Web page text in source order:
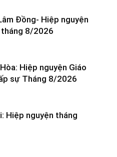
Đồng- Hiệp nguyện
tháng 8/2026
Hiệp nguyện Giáo
sự Tháng 8/2026
Hiệp nguyện tháng